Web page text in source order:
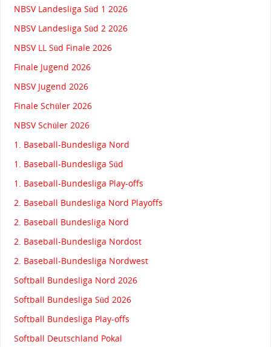
NBSV Landesliga Süd 1 2026
NBSV Landesliga Süd 2 2026
NBSV LL Süd Finale 2026
Finale Jugend 2026
NBSV Jugend 2026
Finale Schüler 2026
NBSV Schüler 2026
1. Baseball-Bundesliga Nord
1. Baseball-Bundesliga Süd
1. Baseball-Bundesliga Play-offs
2. Baseball Bundesliga Nord Playoffs
2. Baseball Bundesliga Nord
2. Baseball-Bundesliga Nordost
2. Baseball-Bundesliga Nordwest
Softball Bundesliga Nord 2026
Softball Bundesliga Süd 2026
Softball Bundesliga Play-offs
Softball Deutschland Pokal